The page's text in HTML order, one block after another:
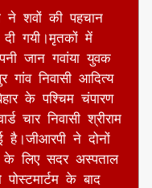
ने शवों की पहचान
गयी।मृतकों में
जान गवांया युवक
गांव निवासी आदित्य
के पश्चिम चंपारण
चार निवासी श्रीराम
ने दोनों
लिए सदर अस्पताल
के बाद